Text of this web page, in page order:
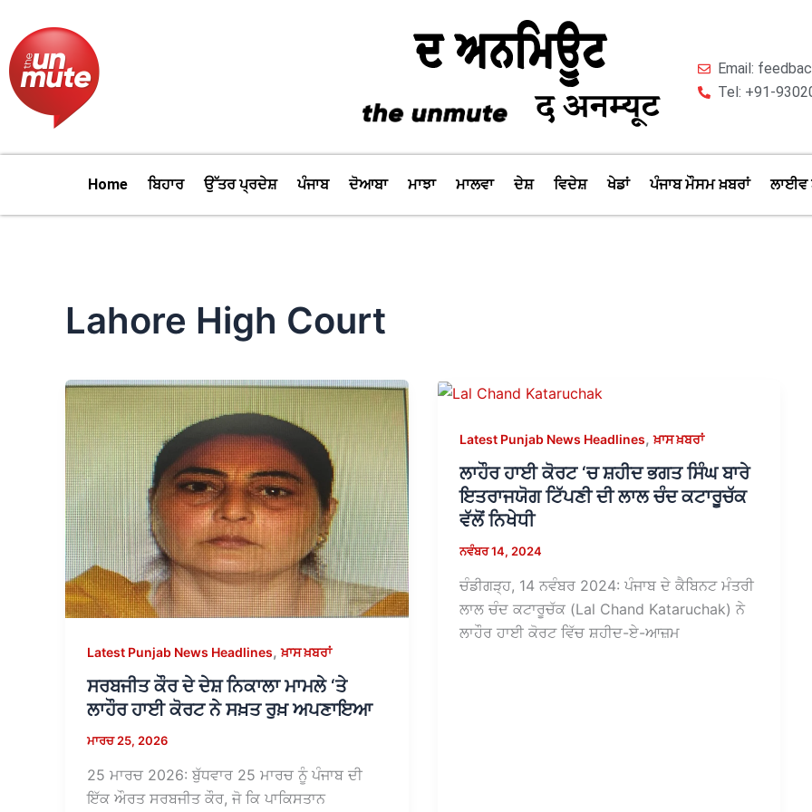
content
Email:
Tel: +91-
Home ਬਿਹਾਰ ਉੱਤਰ ਪ੍ਰਦੇਸ਼ ਪੰਜਾਬ ਦੋਆਬਾ ਮਾਝਾ ਮਾਲਵਾ ਦੇਸ਼ ਵਿਦੇਸ਼ ਖੇਡਾਂ ਪੰਜਾਬ ਮੌਸਮ ਖ਼ਬਰਾਂ ਲਾਈਵ
Lahore High Court
Latest Punjab News Headlines,ਖ਼ਾਸ ਖ਼ਬਰਾਂ
ਸਰਬਜੀਤ ਕੌਰ ਦੇ ਦੇਸ਼ ਨਿਕਾਲਾ ਮਾਮਲੇ ‘ਤੇ
ਲਾਹੌਰ ਹਾਈ ਕੋਰਟ ਨੇ ਸਖ਼ਤ ਰੁਖ਼ ਅਪਣਾਇਆ
ਮਾਰਚ 25, 2026
25 ਮਾਰਚ 2026: ਬੁੱਧਵਾਰ 25 ਮਾਰਚ ਨੂੰ ਪੰਜਾਬ ਦੀ
ਇੱਕ ਔਰਤ ਸਰਬਜੀਤ ਕੌਰ, ਜੋ ਕਿ ਪਾਕਿਸਤਾਨ
Latest Punjab News Headlines,ਖ਼ਾਸ ਖ਼ਬਰਾਂ
ਲਾਹੌਰ ਹਾਈ ਕੋਰਟ ‘ਚ ਸ਼ਹੀਦ ਭਗਤ ਸਿੰਘ ਬਾਰੇ
ਇਤਰਾਜਯੋਗ ਟਿੱਪਣੀ ਦੀ ਲਾਲ ਚੰਦ ਕਟਾਰੂਚੱਕ
ਵੱਲੋਂ ਨਿਖੇਧੀ
ਨਵੰਬਰ 14, 2024
ਚੰਡੀਗੜ੍ਹ, 14 ਨਵੰਬਰ 2024: ਪੰਜਾਬ ਦੇ ਕੈਬਿਨਟ ਮੰਤਰੀ
ਲਾਲ ਚੰਦ ਕਟਾਰੂਚੱਕ (Lal Chand Kataruchak) ਨੇ
ਲਾਹੌਰ ਹਾਈ ਕੋਰਟ ਵਿੱਚ ਸ਼ਹੀਦ-ਏ-ਆਜ਼ਮ